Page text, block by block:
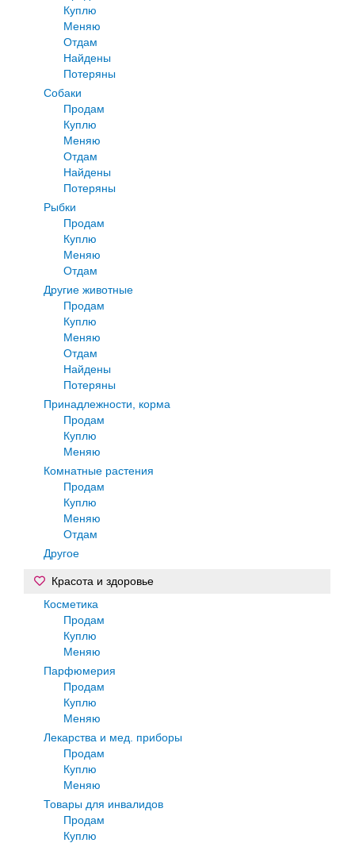
Куплю
Меняю
Отдам
Найдены
Потеряны
Собаки
Продам
Куплю
Меняю
Отдам
Найдены
Потеряны
Рыбки
Продам
Куплю
Меняю
Отдам
Другие животные
Продам
Куплю
Меняю
Отдам
Найдены
Потеряны
Принадлежности, корма
Продам
Куплю
Меняю
Комнатные растения
Продам
Куплю
Меняю
Отдам
Другое
Красота и здоровье
Косметика
Продам
Куплю
Меняю
Парфюмерия
Продам
Куплю
Меняю
Лекарства и мед. приборы
Продам
Куплю
Меняю
Товары для инвалидов
Продам
Куплю